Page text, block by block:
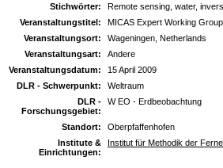
Stichwörter:
Remote sensing, water,
Veranstaltungstitel:
MICAS Expert Working Group
Veranstaltungsort:
Wageningen, Netherlands
Veranstaltungsart:
Andere
Veranstaltungsdatum:
15 April 2009
DLR - Schwerpunkt:
Weltraum
DLR -
Forschungsgebiet:
W EO - Erdbeobachtung
Standort:
Oberpfaffenhofen
Institute &
Einrichtungen:
Institut für Methodik der